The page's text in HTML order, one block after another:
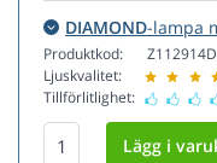
DIAMOND-lampa
Produktkod:
Ljuskvalitet:
Tillförlitlighet: